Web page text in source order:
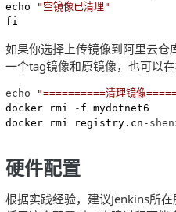
echo
" 空镜像已清理"
fi
如果你选择上传镜像到阿里云
一个tag镜像和原镜像，也可以在
echo "==========清理镜像
docker rmi
- f mydotnet6
docker rmi registry.cn -
硬件配置
根据实践经验，建议Jenkins所